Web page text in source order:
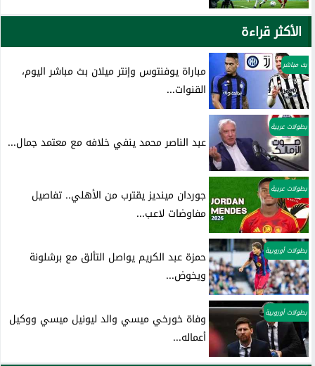
الأكثر قراءة
بث مباشر
مباراة يوفنتوس وإنتر ميلان بث مباشر اليوم،
القنوات...
بطولات عربية
عبد الناصر محمد ينفي خلافه مع معتمد جمال...
بطولات عربية
جوردان مينديز يقترب من الأهلي.. تفاصيل
مفاوضات لاعب...
بطولات أوروبية
حمزة عبد الكريم يواصل التألق مع برشلونة
ويخوض...
بطولات أوروبية
وفاة خورخي ميسي والد ليونيل ميسي ووكيل
أعماله...